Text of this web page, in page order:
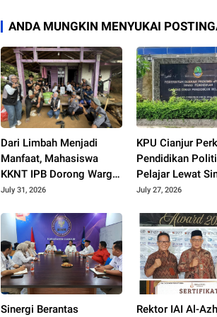
ANDA MUNGKIN MENYUKAI
Dari Limbah Menjadi
Manfaat, Mahasiswa
KKNT IPB Dorong Warga
Sukamekar Olah Limbah
July 31, 2026
KPU Cianjur
Pendidikan
Pelajar Lewat
dengan KCD
July 27, 2026
Sinergi Berantas Rektor IAI Al-